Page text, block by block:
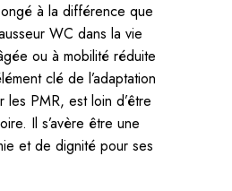
à la différence que
WC dans la vie
ou à mobilité réduite
clé de l’adaptation
les PMR, est loin d’être
Il s’avère être une
et de dignité pour ses